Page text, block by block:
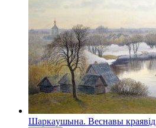
Шаркаyшына. Веснавы краявiд